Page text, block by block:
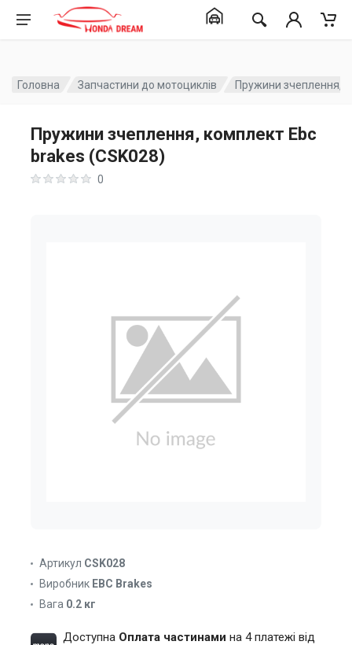
Головна Запчастини до мотоциклів Пружини зчеплення,
Пружини зчеплення, комплект Ebc
brakes (CSK028)
0
Артикул CSK028
Виробник EBC Brakes
Вага 0.2 кг
Доступна Оплата частинами на 4 платежі від